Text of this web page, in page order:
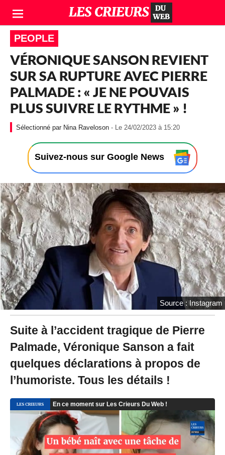
PEOPLE
VÉRONIQUE SANSON REVIENT
SUR SA RUPTURE AVEC PIERRE
PALMADE : « JE NE POUVAIS
PLUS SUIVRE LE RYTHME » !
Nina Raveloson - Le 24/02/2023 à 15:20
2
4
/
0
2
/
2
0
2
3
à
1
5
:
2
0
Suivez-nous sur Google News
Source : Instagram
Suite à l’accident tragique de Pierre
Palmade, Véronique Sanson a fait
quelques déclarations à propos de
l’humoriste. Tous les détails !